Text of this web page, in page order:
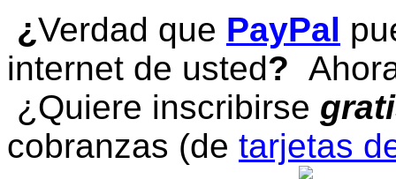
¿Verdad que PayPal
internet de usted?
¿Quiere inscribirse
cobranzas (de tarjetas